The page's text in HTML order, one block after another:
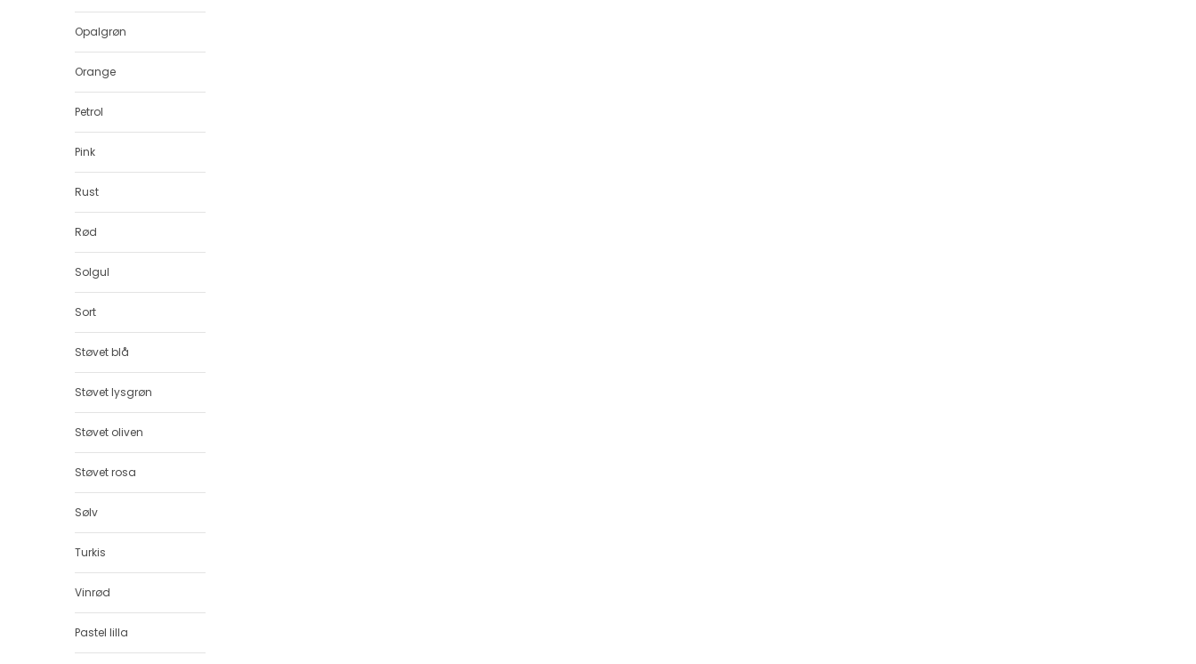
Opalgrøn
Orange
Petrol
Pink
Rust
Rød
Solgul
Sort
Støvet blå
Støvet lysgrøn
Støvet oliven
Støvet rosa
Sølv
Turkis
Vinrød
Pastel lilla